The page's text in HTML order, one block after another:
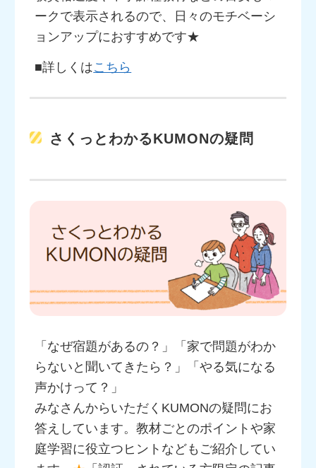
ークで表示されるので、日々のモチベーシ
ョンアップにおすすめです★
■詳しくはこちら
さくっとわかるKUMONの疑問
「なぜ宿題があるの？」「家で問題がわか
らないと聞いてきたら？」「やる気になる
声かけって？」
みなさんからいただくKUMONの疑問にお
答えしています。教材ごとのポイントや家
庭学習に役立つヒントなどもご紹介してい